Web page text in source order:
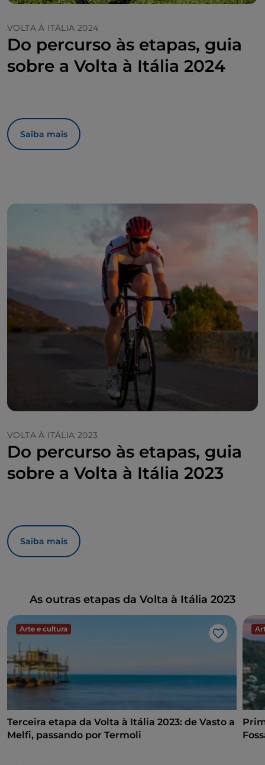
VOLTA À ITÁLIA 2024
Do percurso às etapas, guia
sobre a Volta à Itália 2024
Saiba mais
VOLTA À ITÁLIA 2023
Do percurso às etapas, guia
sobre a Volta à Itália 2023
Saiba mais
As outras etapas da Volta à Itália 2023
Arte e cultura
Gosto
Terceira etapa da Volta à Itália 2023: de Vasto a
Melfi, passando por Termoli